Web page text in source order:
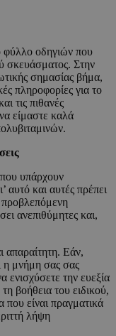
φύλλο οδηγιών που
σκευάσματος. Στην
σημασίας βήμα,
πληροφορίες για το
τις πιθανές
είμαστε καλά
που υπάρχουν
αυτό και αυτές πρέπει
ανεπιθύμητες και,
απαραίτητη. Εάν,
η μνήμη σας σας
ενισχύσετε την ευεξία
βοήθεια του ειδικού,
είναι πραγματικά
λήψη